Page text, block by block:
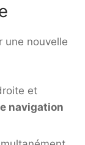
une nouvelle
et
navigation